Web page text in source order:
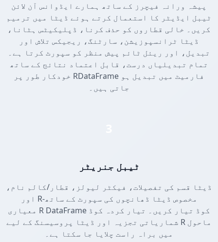
پیشہ ورانہ فیچرز کے ساتھ ہمارے ایڈوانس آن لائن
ٹیبل ایڈیٹر کا استعمال کرتے ہوئے ڈیٹا میں ترمیم
کریں۔ خالی قطاروں کو حذف کرنا، ڈپلیکیٹس ہٹانا،
ڈیٹا ٹرانسپوزیشن، سارٹنگ، ریجیکس تلاش اور
تبدیل، اور ریئل ٹائم پیش منظر کو سپورٹ کرتا ہے۔
تمام تبدیلیاں درست، قابل اعتماد نتائج کے ساتھ
خودکار طور پر RDataFrame فارمیٹ میں تبدیل ہو
جاتی ہیں۔
ٹیبل جنریٹر
ڈیٹا قسم کی تفصیلات، فیکٹر لیولز، قطار/کالم نام،
اور R-مخصوص ڈیٹا ڈھانچوں کی سپورٹ کے ساتھ
معیاری R DataFrame کوڈ تیار کریں۔ تیار کردہ کوڈ
شماریاتی تجزیہ اور ڈیٹا پروسیسنگ کے لیے R ماحول
میں براہ راست چلایا جا سکتا ہے۔